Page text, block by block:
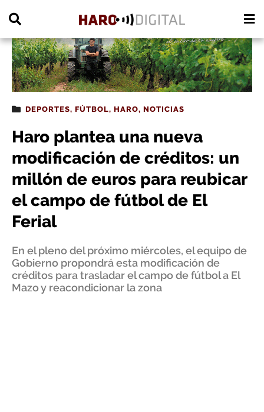
DEPORTES, FÚTBOL, HARO, NOTICIAS
Haro plantea una nueva
modificación de créditos: un
millón de euros para reubicar
el campo de fútbol de El
Ferial
En el pleno del próximo miércoles, el equipo de
Gobierno propondrá esta modificación de
créditos para trasladar el campo de fútbol a El
Mazo y reacondicionar la zona